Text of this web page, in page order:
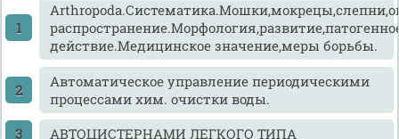
действие.Медицинское значение,меры борьбы.
Автоматическое управление периодическими
процессами хим. очистки воды.
АВТОЦИСТЕРНАМИ ЛЕГКОГО ТИПА